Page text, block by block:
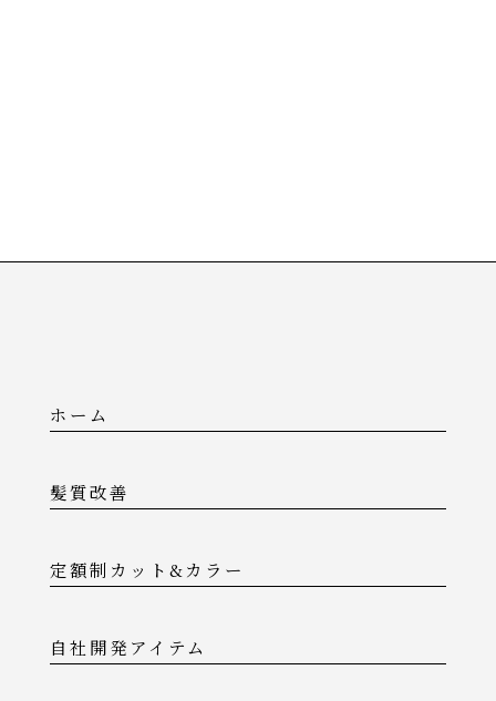
ホーム
髪質改善
定額制カット&カラー
自社開発アイテム